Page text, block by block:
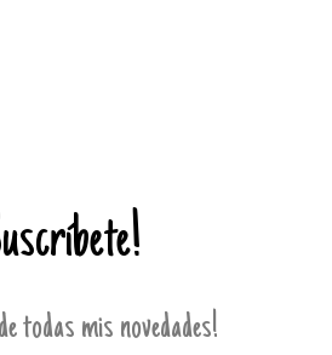
todas mis novedades!